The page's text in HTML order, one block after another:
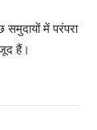
में परंपरा
हैं।